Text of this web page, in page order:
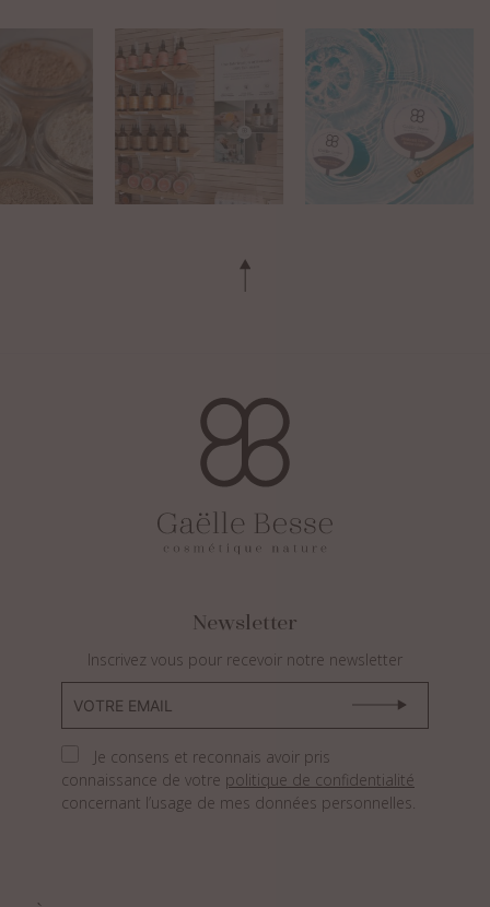
Newsletter
Inscrivez vous pour recevoir notre newsletter
Je consens et reconnais avoir pris
connaissance de votre politique de confidentialité
concernant l’usage de mes données personnelles.